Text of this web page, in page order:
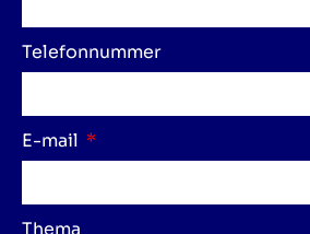
Telefonnummer
E-mail